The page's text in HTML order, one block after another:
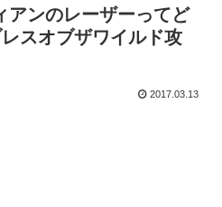
アンのレーザーってど
スオブザワイルド攻
2017.03.13